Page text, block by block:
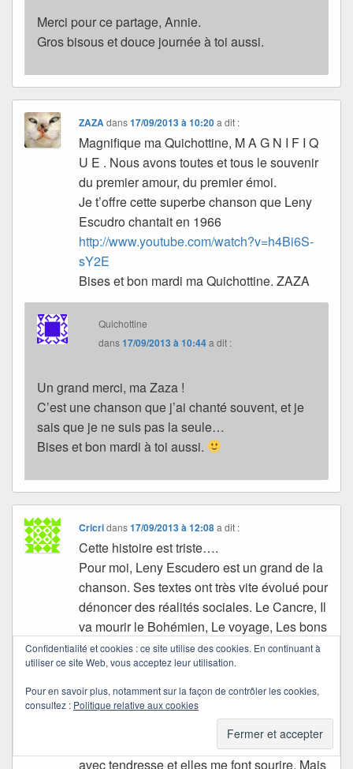
Merci pour ce partage, Annie.
Gros bisous et douce journée à toi aussi.
ZAZA dans17/09/2013 à 10:20 a dit :
Magnifique ma Quichottine, M A G N I F I Q
U E . Nous avons toutes et tous le souvenir
du premier amour, du premier émoi.
Je t’offre cette superbe chanson que Leny
Escudro chantait en 1966
http://www.youtube.com/watch?v=h4Bi6S-
sY2E
Bises et bon mardi ma Quichottine. ZAZA
Quichottine
dans17/09/2013 à 10:44a dit :
Un grand merci, ma Zaza !
C’est une chanson que j’ai chanté souvent, et je
sais que je ne suis pas la seule…
Bises et bon mardi à toi aussi.
Cricridans17/09/2013 à 12:08 a dit :
Cette histoire est triste….
Pour moi, Leny Escudero est un grand de la
chanson. Ses textes ont très vite évolué pour
dénoncer des réalités sociales. Le Cancre, Il
va mourir le Bohémien, Le voyage, Les bons
apôtres, etc…
Je l’ai vu à Lyon il y a bien longtemps. J’y
étais allée pour un congrès national du
Secours Populaire Français où nous étions
Les amours enfantines, je m’en souviens
avec tendresse et elles me font sourire. Mais
Confidentialité et cookies : ce site utilise des cookies. En continuant à
utiliser ce site Web, vous acceptez leur utilisation.
Pour en savoir plus, notamment sur la façon de contrôler les cookies,
consultez : Politique relative aux cookies